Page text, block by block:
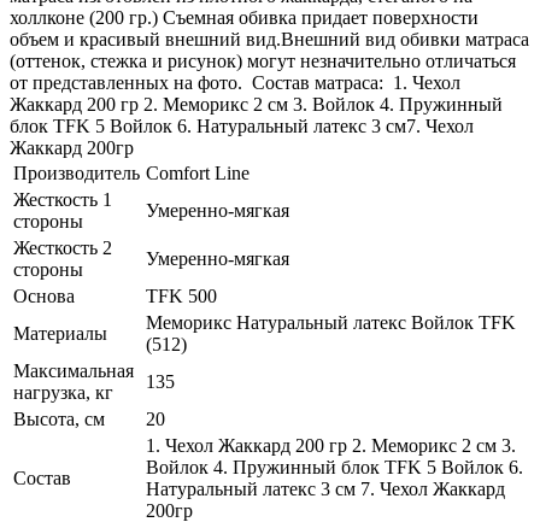
холлконе (200 гр.) Съемная обивка придает поверхности
объем и красивый внешний вид.Внешний вид обивки матраса
(оттенок, стежка и рисунок) могут незначительно отличаться
от представленных на фото. Состав матраса: 1. Чехол
Жаккард 200 гр 2. Меморикс 2 см 3. Войлок 4. Пружинный
блок TFK 5 Войлок 6. Натуральный латекс 3 см7. Чехол
Жаккард 200гр
Производитель Comfort Line
Жесткость 1
стороны
Умеренно-мягкая
Жесткость 2
стороны
Умеренно-мягкая
Основа
TFK 500
Материалы
Меморикс Натуральный латекс Войлок TFK
(512)
Максимальная
нагрузка, кг
135
Высота, см
20
Состав
1. Чехол Жаккард 200 гр 2. Меморикс 2 см 3.
Войлок 4. Пружинный блок TFK 5 Войлок 6.
Натуральный латекс 3 см 7. Чехол Жаккард
200гр